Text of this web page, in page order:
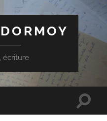
écriture
Toggle